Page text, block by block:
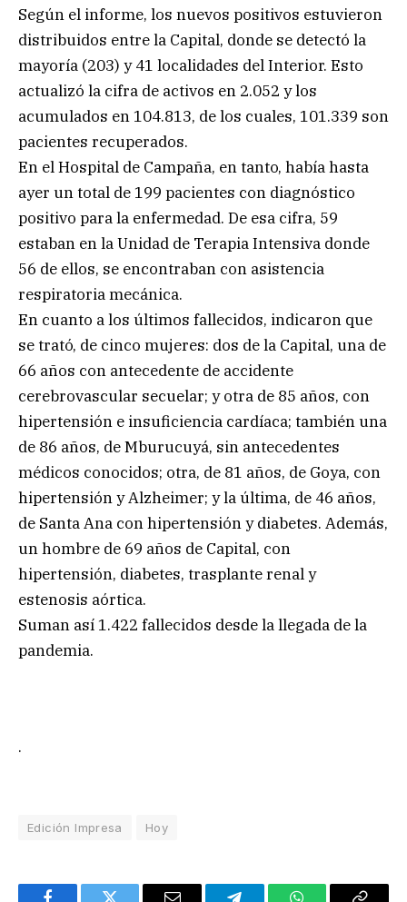
Según el informe, los nuevos positivos estuvieron
distribuidos entre la Capital, donde se detectó la
mayoría (203) y 41 localidades del Interior. Esto
actualizó la cifra de activos en 2.052 y los
acumulados en 104.813, de los cuales, 101.339 son
pacientes recuperados.
En el Hospital de Campaña, en tanto, había hasta
ayer un total de 199 pacientes con diagnóstico
positivo para la enfermedad. De esa cifra, 59
estaban en la Unidad de Terapia Intensiva donde
56 de ellos, se encontraban con asistencia
respiratoria mecánica.
En cuanto a los últimos fallecidos, indicaron que
se trató, de cinco mujeres: dos de la Capital, una de
66 años con antecedente de accidente
cerebrovascular secuelar; y otra de 85 años, con
hipertensión e insuficiencia cardíaca; también una
de 86 años, de Mburucuyá, sin antecedentes
médicos conocidos; otra, de 81 años, de Goya, con
hipertensión y Alzheimer; y la última, de 46 años,
de Santa Ana con hipertensión y diabetes. Además,
un hombre de 69 años de Capital, con
hipertensión, diabetes, trasplante renal y
estenosis aórtica.
Suman así 1.422 fallecidos desde la llegada de la
pandemia.
.
Edición Impresa Hoy